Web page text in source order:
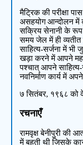
मैट्रिक की परीक्षा
असहयोग आन्दोलन में
सक्रिय सेनानी के
समय जेल में ही व्यतीत
साहित्य-सर्जना में भी
खड़ा करने में आपने
पश्चात् आपने
नवनिर्माण कार्य में
७ सितंबर, १९६८ को
रचनाएँ
रामवृक्ष बेनीपुरी की
में बहती थी जिसके